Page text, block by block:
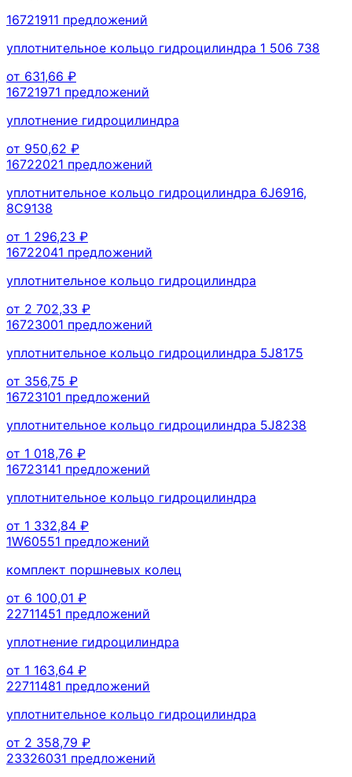
16721911 предложений
уплотнительное кольцо гидроцилиндра 1 506 738
от 631,66 ₽
16721971 предложений
уплотнение гидроцилиндра
от 950,62 ₽
16722021 предложений
уплотнительное кольцо гидроцилиндра 6J6916,
8C9138
от 1 296,23 ₽
16722041 предложений
уплотнительное кольцо гидроцилиндра
от 2 702,33 ₽
16723001 предложений
уплотнительное кольцо гидроцилиндра 5J8175
от 356,75 ₽
16723101 предложений
уплотнительное кольцо гидроцилиндра 5J8238
от 1 018,76 ₽
16723141 предложений
уплотнительное кольцо гидроцилиндра
от 1 332,84 ₽
1W60551 предложений
комплект поршневых колец
от 6 100,01 ₽
22711451 предложений
уплотнение гидроцилиндра
от 1 163,64 ₽
22711481 предложений
уплотнительное кольцо гидроцилиндра
от 2 358,79 ₽
23326031 предложений